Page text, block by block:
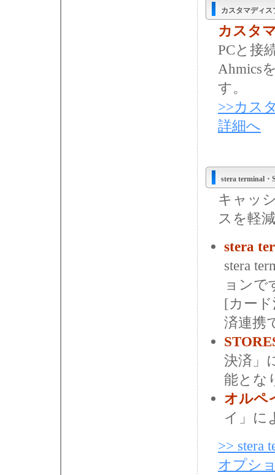
カスタマディ
カスタ
PCと接
Ahmics
す。
>>カス
詳細へ
stera terminal
キャッ
スを軽
stera
stera
ョンで
[カー
済連携
決済」
能とな
オルペ
イ」に
>> stera
オプシ